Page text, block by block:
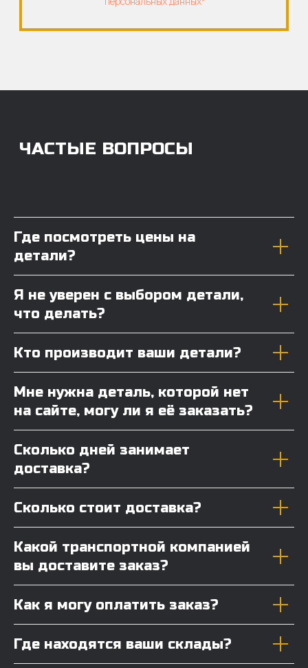
Где посмотреть цены на
детали?
Я не уверен с выбором детали,
что делать?
Кто производит ваши детали?
Мне нужна деталь, которой нет
на сайте, могу ли я её заказать?
Сколько дней занимает
доставка?
Сколько стоит доставка?
Какой транспортной компанией
вы доставите заказ?
Как я могу оплатить заказ?
Где находятся ваши склады?